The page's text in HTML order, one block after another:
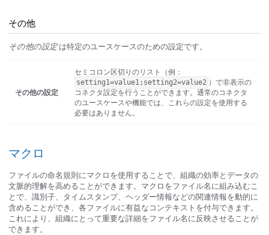
その他
その他の設定は特定のユースケースのための設定です。
その他の設定
セミコロン区切りのリスト（例：
setting1=value1;setting2=value2 ）で非表示の
コネクタ設定を行うことができます。通常のコネクタ
のユースケースや機能では、これらの設定を使用する
必要はありません。
マクロ
ファイルの命名規則にマクロを使用することで、組織の効率とデータの
文脈的理解を高めることができます。マクロをファイル名に組み込むこ
とで、識別子、タイムスタンプ、ヘッダー情報などの関連情報を動的に
含めることができ、各ファイルに有益なコンテキストを付与できます。
これにより、組織にとって重要な詳細をファイル名に反映させることが
できます。